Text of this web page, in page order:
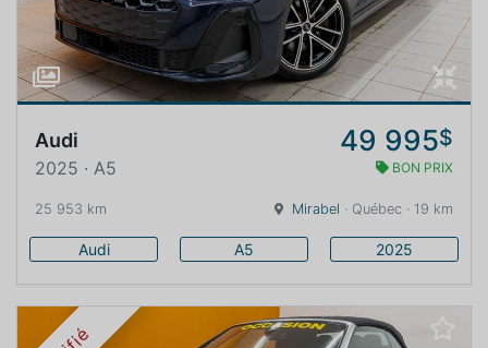
Audi 49 995$
2025 · A5 BON PRIX
25 953 km Mirabel · Québec · 19 km
Audi A5 2025